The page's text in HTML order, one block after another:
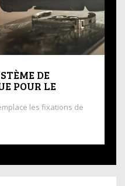
DE
POUR LE
les fixations de